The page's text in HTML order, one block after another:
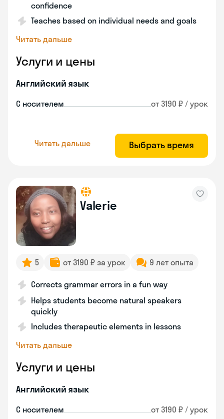
confidence
Teaches based on individual needs and goals
Читать дальше
Услуги и цены
Английский язык
С носителем от 3190 ₽ / урок
Читать дальше Выбрать время
Valerie
5 от 3190 ₽ за урок 9 лет опыта
Corrects grammar errors in a fun way
Helps students become natural speakers
quickly
Includes therapeutic elements in lessons
Читать дальше
Услуги и цены
Английский язык
С носителем от 3190 ₽ / урок